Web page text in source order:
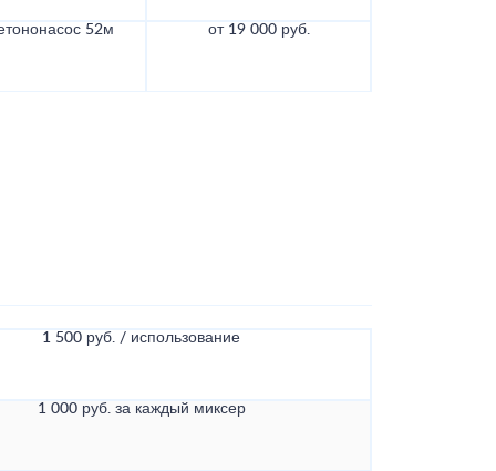
52м от 19 000 руб.
1 500 руб. / использование
1 000 руб. за каждый миксер